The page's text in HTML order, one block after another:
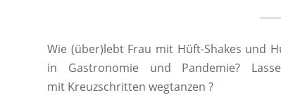
Wie (über)lebt Frau mit Hüft-Shakes und
in Gastronomie und Pandemie?
mit Kreuzschritten wegtanzen ?